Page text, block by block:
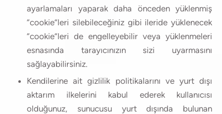
ayarlamaları yaparak daha önceden yüklenmiş
“cookie”leri silebileceğiniz gibi ileride yüklenecek
“cookie”leri de engelleyebilir veya yüklenmeleri
esnasında tarayıcınızın sizi uyarmasını
sağlayabilirsiniz.
Kendilerine ait gizlilik politikalarını ve yurt dışı
aktarım ilkelerini kabul ederek kullanıcısı
olduğunuz, sunucusu yurt dışında bulunan